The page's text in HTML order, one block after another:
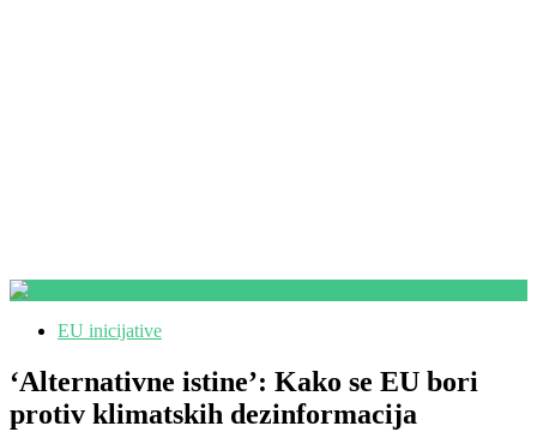
EU inicijative
‘Alternativne istine’: Kako se EU bori
protiv klimatskih dezinformacija